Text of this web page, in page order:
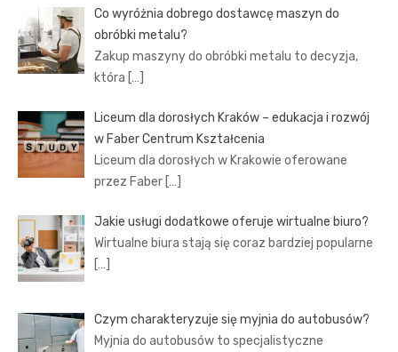
Co wyróżnia dobrego dostawcę maszyn do
obróbki metalu?
Zakup maszyny do obróbki metalu to decyzja,
która […]
Liceum dla dorosłych Kraków – edukacja i rozwój
w Faber Centrum Kształcenia
Liceum dla dorosłych w Krakowie oferowane
przez Faber […]
Jakie usługi dodatkowe oferuje wirtualne biuro?
Wirtualne biura stają się coraz bardziej popularne
[…]
Czym charakteryzuje się myjnia do autobusów?
Myjnia do autobusów to specjalistyczne